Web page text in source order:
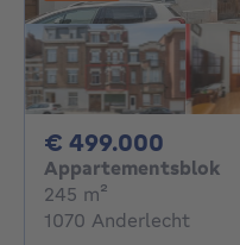
€ 499.000
Appartementsblok
245 m²
1070 Anderlecht